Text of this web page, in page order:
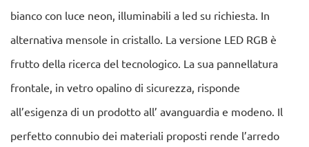
bianco con luce neon, illuminabili a led su richiesta. In
alternativa mensole in cristallo. La versione LED RGB è
frutto della ricerca del tecnologico. La sua pannellatura
frontale, in vetro opalino di sicurezza, risponde
all’esigenza di un prodotto all’ avanguardia e modeno. Il
perfetto connubio dei materiali proposti rende l’arredo